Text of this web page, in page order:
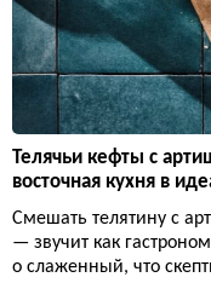
Телячьи кефты с
восточная кухня в
Смешать телятину с
— звучит как
о слаженный, что